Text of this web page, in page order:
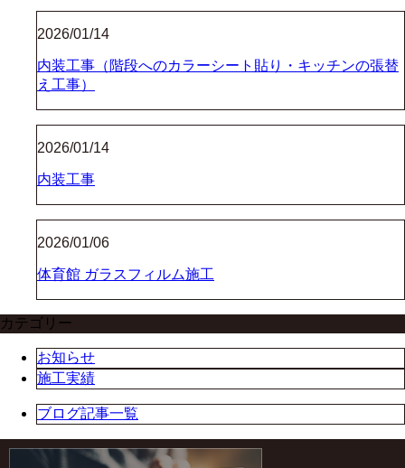
2026/01/14
内装工事（階段へのカラーシート貼り・キッチンの張替
え工事）
2026/01/14
内装工事
2026/01/06
体育館 ガラスフィルム施工
カテゴリー
お知らせ
施工実績
ブログ記事一覧